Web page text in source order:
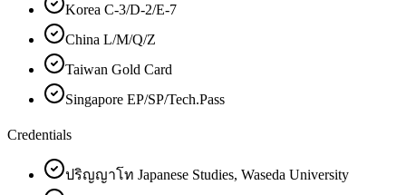
Korea C-3/D-2/E-7
China L/M/Q/Z
Taiwan Gold Card
Singapore EP/SP/Tech.Pass
Credentials
ปริญญาโท Japanese Studies, Waseda University